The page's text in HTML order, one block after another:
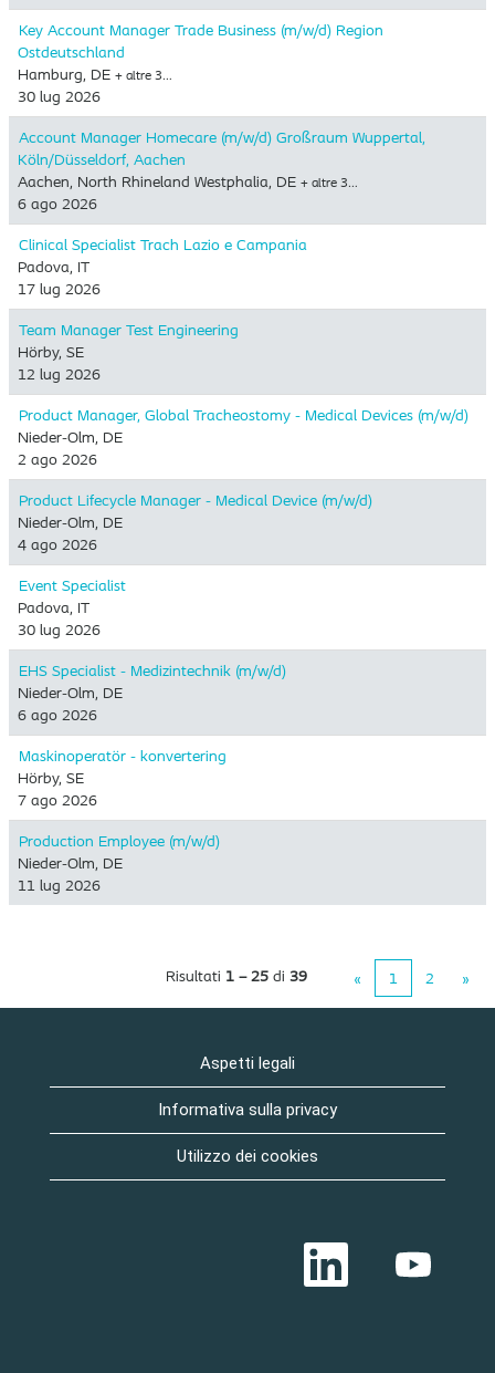
Key Account Manager Trade Business (m/w/d) Region
Ostdeutschland
Hamburg, DE + altre 3…
30 lug 2026
Account Manager Homecare (m/w/d) Großraum Wuppertal,
Köln/Düsseldorf, Aachen
Aachen, North Rhineland Westphalia, DE + altre 3…
6 ago 2026
Clinical Specialist Trach Lazio e Campania
Padova, IT
17 lug 2026
Team Manager Test Engineering
Hörby, SE
12 lug 2026
Product Manager, Global Tracheostomy - Medical Devices (m/w/d)
Nieder-Olm, DE
2 ago 2026
Product Lifecycle Manager - Medical Device (m/w/d)
Nieder-Olm, DE
4 ago 2026
Event Specialist
Padova, IT
30 lug 2026
EHS Specialist - Medizintechnik (m/w/d)
Nieder-Olm, DE
6 ago 2026
Maskinoperatör - konvertering
Hörby, SE
7 ago 2026
Production Employee (m/w/d)
Nieder-Olm, DE
11 lug 2026
Risultati 1 – 25 di 39 « 1 2 »
Aspetti legali
Informativa sulla privacy
Utilizzo dei cookies
S